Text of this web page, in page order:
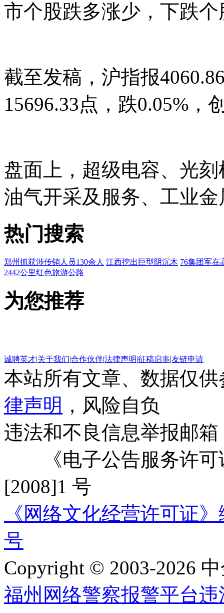
市个股跌多涨少，下跌个
截至发稿，沪指报
15696.33点，跌0.05%，
盘面上，超级电容、光
油气开采及服务、工业
热门搜索
郑州抓获涉传销人员130余人 江西挖出巨型阴沉木 76集团军在
2442公里红色旅游公路
为您推荐
诚聘英才|关于我们|合作伙伴|法律声明|征稿启事|友链申请
本站所有文章、数据仅
律声明 ，风险自负
违法和不良信息举报邮箱
《电子公告服务许可
[2008]1 号
《网络文化经营许可证
号
Copyright © 2003-2026
福州网络警察报警平台违